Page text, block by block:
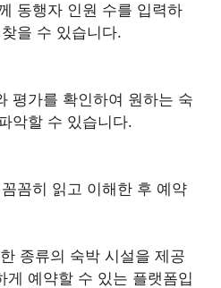
동행자 인원 수를 입력하
을 수 있습니다.
평가를 확인하여 원하는 숙
악할 수 있습니다.
꼼히 읽고 이해한 후 예약
종류의 숙박 시설을 제공
게 예약할 수 있는 플랫폼입